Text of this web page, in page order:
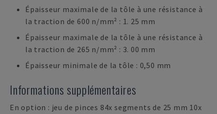
Épaisseur maximale de la tôle à une résistance à
la traction de 600 n/mm² : 1. 25 mm
Épaisseur maximale de la tôle à une résistance à
la traction de 265 n/mm² : 3. 00 mm
Épaisseur minimale de la tôle : 0,50 mm
Informations supplémentaires
En option : jeu de pinces 84x segments de 25 mm 10x